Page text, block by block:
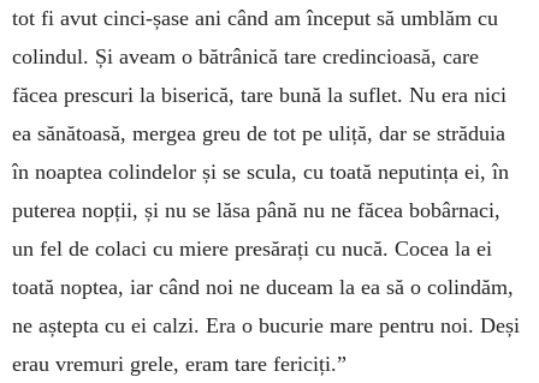
tot fi avut cinci-șase ani când am început să umblăm cu
colindul. Și aveam o bătrânică tare credincioasă, care
făcea prescuri la biserică, tare bună la suflet. Nu era nici
ea sănătoasă, mergea greu de tot pe uliță, dar se străduia
în noaptea colindelor și se scula, cu toată neputința ei, în
puterea nopții, și nu se lăsa până nu ne făcea bobârnaci,
un fel de colaci cu miere presărați cu nucă. Cocea la ei
toată noptea, iar când noi ne duceam la ea să o colindăm,
ne aștepta cu ei calzi. Era o bucurie mare pentru noi. Deși
erau vremuri grele, eram tare fericiți.”